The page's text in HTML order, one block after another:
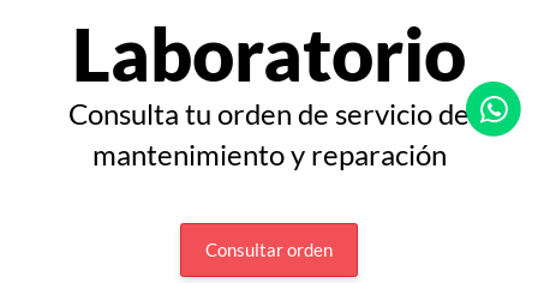
Laboratorio
Consulta tu orden de servicio de
mantenimiento y reparación
Consultar orden